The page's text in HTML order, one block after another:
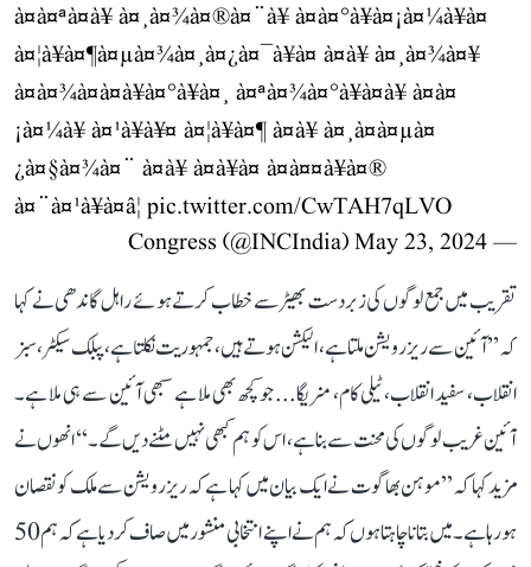
à¤à¤ªà¤à¥ à¤¸à¤¾à¤®à¤¨à¥ à¤à¤°à¥à¤¡à¤¼à¥à¤
à¤¦à¥à¤¶à¤µà¤¾à¤¸à¤¿à¤¯à¥à¤ à¤à¥ à¤¸à¤¾à¤¥
à¤à¤¾à¤à¤à¥à¤°à¥à¤¸ à¤ªà¤¾à¤°à¥à¤à¥ à¤à¤
¡à¤¼à¥ à¤¹à¥à¥¤ à¤¦à¥à¤¶ à¤à¥ à¤¸à¤à¤µà¤
¿à¤§à¤¾à¤¨ à¤à¥ à¤à¥à¤ à¤à¤¤à¥à¤®
à¤¨à¤¹à¥à¤â¦ pic.twitter.com/CwTAH7qLVO
— Congress (@INCIndia)
May 23, 2024
تقریب میں جمع لوگوں کی زبردست بھیڑ سے خطاب کرتے ہوئے راہل گاندھی نے کہا
کہ ’’آئین سے ریزرویشن ملتا ہے، الیکشن ہوتے ہیں، جمہوریت نکلتا ہے، پبلک سیکٹر، سبز
انقلاب، سفید انقلاب، ٹیلی کام، منریگا... جو کچھ بھی ملا ہے سبھی آئین سے ہی ملا ہے۔
آئین غریب لوگوں کی محنت سے بنا ہے، اس کو ہم کبھی نہیں مٹنے دیں گے۔‘‘ انھوں نے
مزید کہا کہ ’’موہن بھاگوت نے ایک بیان میں کہا ہے کہ ریزرویشن سے ملک کو نقصان
ہو رہا ہے۔ میں بتانا چاہتا ہوں کہ ہم نے اپنے انتخابی منشور میں صاف کر دیا ہے کہ ہم 50